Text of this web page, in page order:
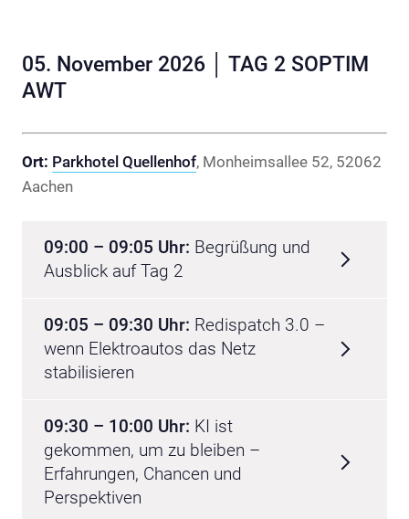
05. November 2026 │ TAG 2 SOPTIM
AWT
Ort: Parkhotel Quellenhof, Monheimsallee 52, 52062
Aachen
09:00 – 09:05 Uhr: Begrüßung und
Ausblick auf Tag 2
09:05 – 09:30 Uhr: Redispatch 3.0 –
wenn Elektroautos das Netz
stabilisieren
09:30 – 10:00 Uhr: KI ist
gekommen, um zu bleiben –
Erfahrungen, Chancen und
Perspektiven